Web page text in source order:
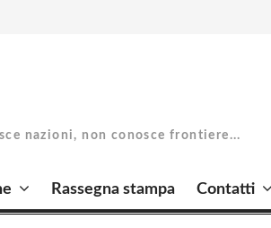
nazioni, non conosce frontiere...
Rassegna stampa Contatti